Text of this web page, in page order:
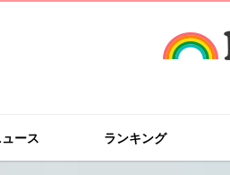
ース ランキング